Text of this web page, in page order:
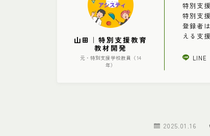
山田｜特別支援教育
教材開発
元・特別支援学校教員（14
年）
特別支
特別支
登録者
える支
LINE
2025.01.16